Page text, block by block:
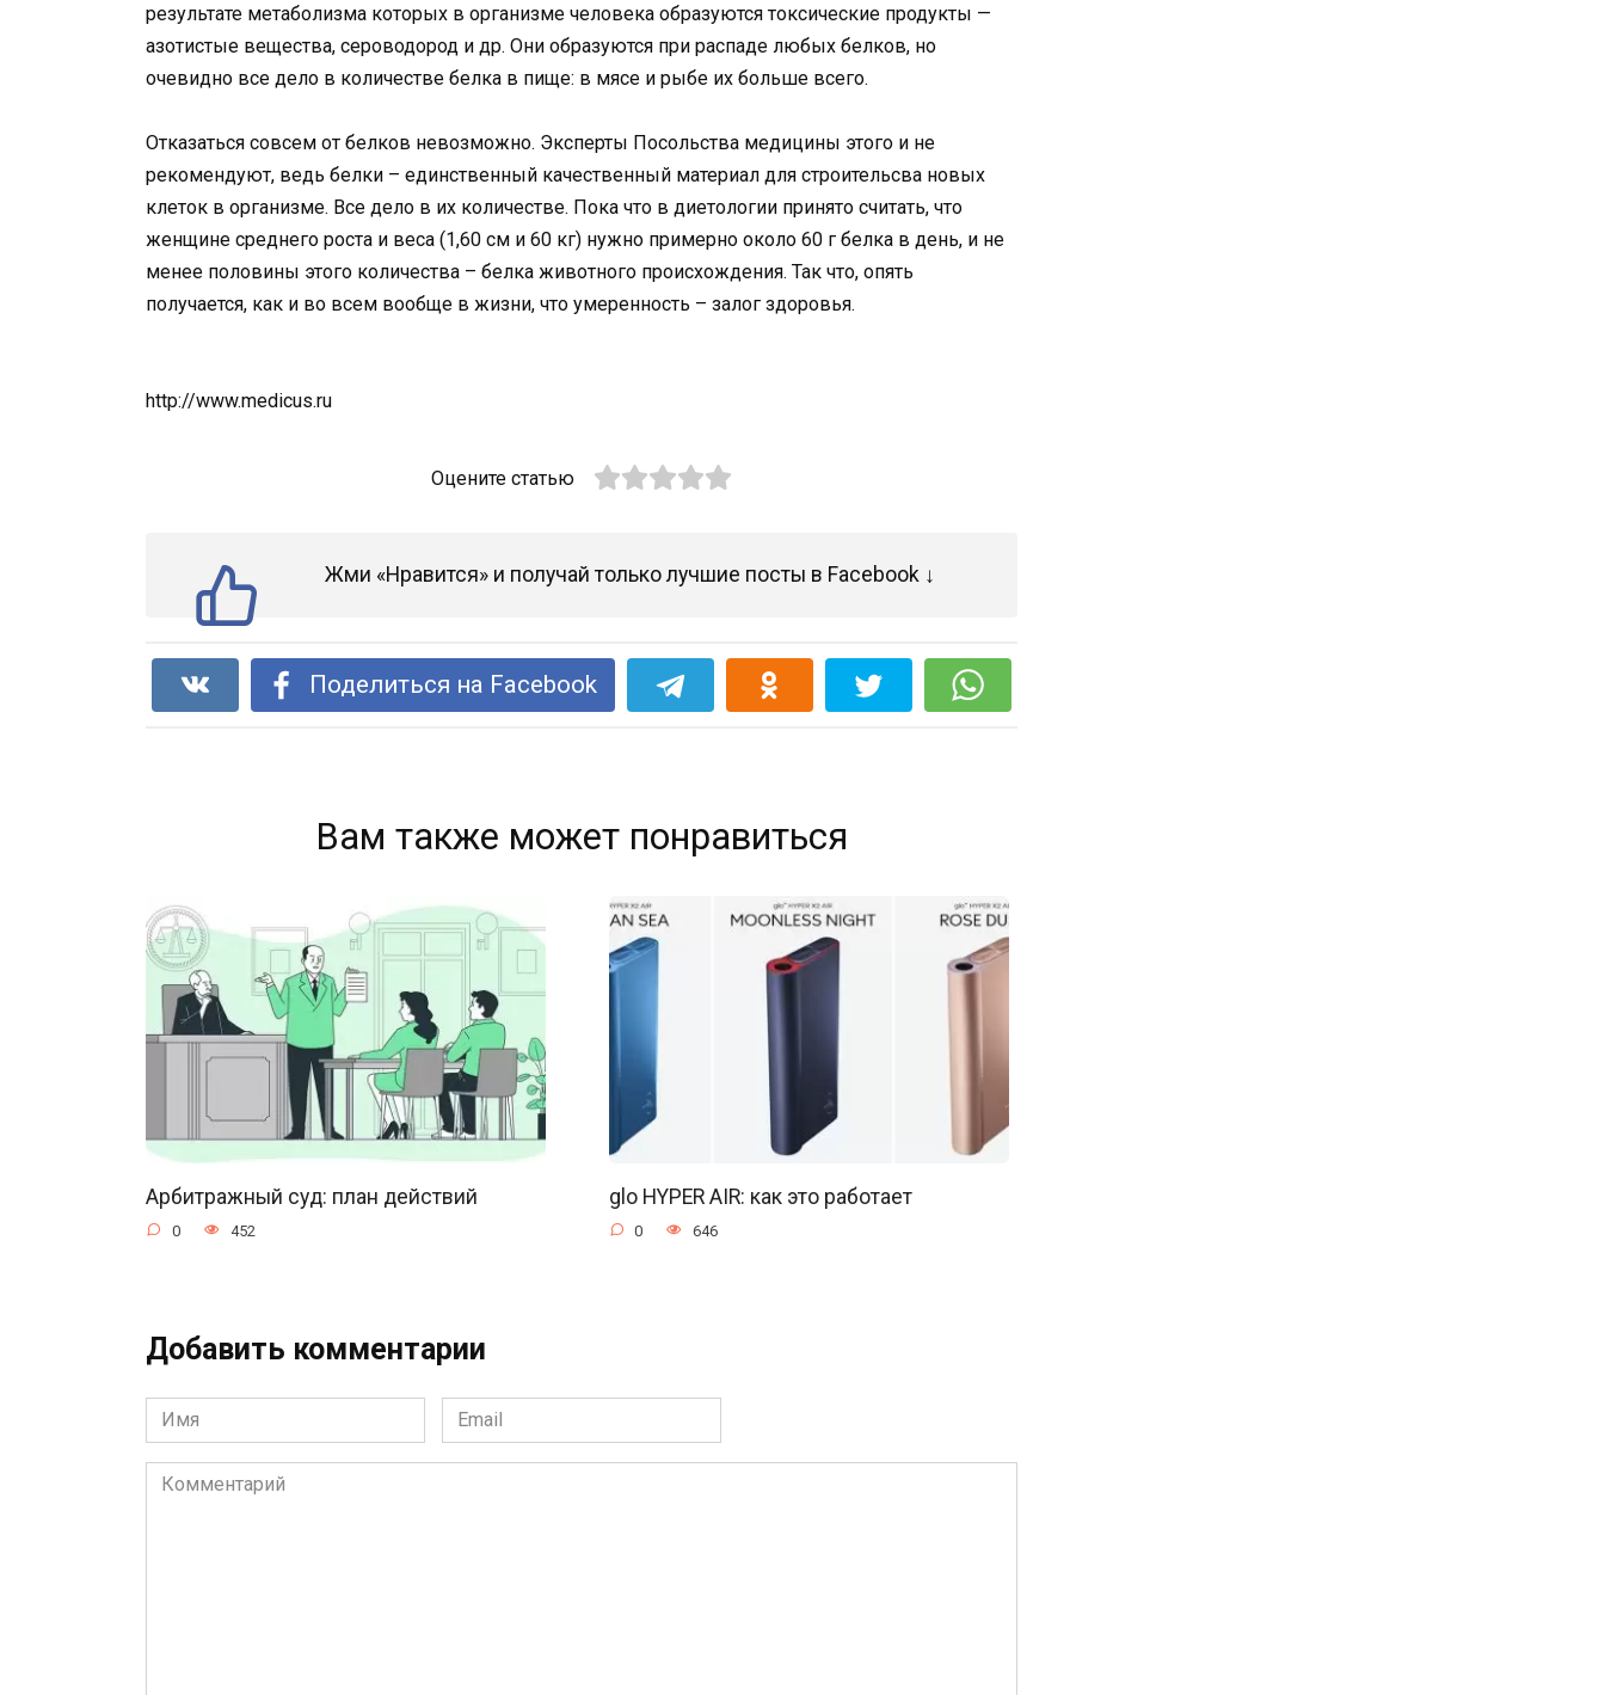
результате метаболизма которых в организме человека образуются токсические продукты —
азотистые вещества, сероводород и др. Они образуются при распаде любых белков, но
очевидно все дело в количестве белка в пище: в мясе и рыбе их больше всего.
Отказаться совсем от белков невозможно. Эксперты Посольства медицины этого и не
рекомендуют, ведь белки – единственный качественный материал для строительсва новых
клеток в организме. Все дело в их количестве. Пока что в диетологии принято считать, что
женщине среднего роста и веса (1,60 см и 60 кг) нужно примерно около 60 г белка в день, и не
менее половины этого количества – белка животного происхождения. Так что, опять
получается, как и во всем вообще в жизни, что умеренность – залог здоровья.
http://www.medicus.ru
Оцените статью
Жми «Нравится» и получай только лучшие посты в Facebook ↓
Поделиться на Facebook
Вам также может понравиться
Арбитражный суд: план действий
0 452
glo HYPER AIR: как это работает
0 646
Добавить комментарии
Имя
*
Email
*
Комментарий